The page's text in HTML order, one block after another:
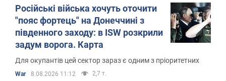
Російські війська хочуть оточити
"пояс фортець" на Донеччині з
південного заходу: в ISW розкрили
задум ворога. Карта
Для окупантів цей сектор зараз є одним з пріоритетних
War 8.08.2026 11:12 2,7 т.